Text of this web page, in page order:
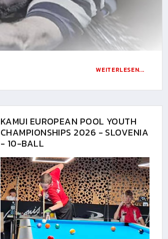
WEITERLESEN...
KAMUI EUROPEAN POOL YOUTH
CHAMPIONSHIPS 2026 - SLOVENIA
- 10-BALL